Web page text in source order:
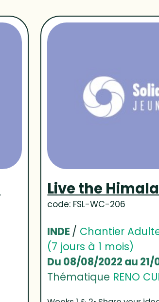
Live the
code: FSL-WC-206
INDE / Chantier
(7 jours à 1 mois)
Du 08/08/2022 au 21/
Thématique RENO